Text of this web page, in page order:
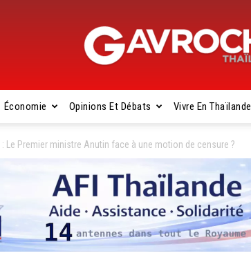
Gavroche
Thaïlande
Économie Opinions Et Débats Vivre En Thaïlande
: Le Premier ministre Anutin face à une motion de censure ?